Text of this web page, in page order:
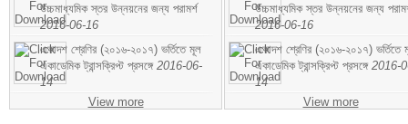
উচ্চমাধ্যমিক স্তর উন্নয়নের জন্য পরামর্শ
2016-06-16
একাদশ শ্রেণির (২০১৬-২০১৭) ভর্তিতে মূল
একাডেমিক ট্রান্সক্রিপ্ট প্রসঙ্গে 2016-06-
14
View more
উচ্চমাধ্যমিক স্তর উন্নয়নের জন্য
2016-06-16
একাদশ শ্রেণির (২০১৬-২০১৭) ভর্তিতে
একাডেমিক ট্রান্সক্রিপ্ট প্রসঙ্গে 2016-
14
View more